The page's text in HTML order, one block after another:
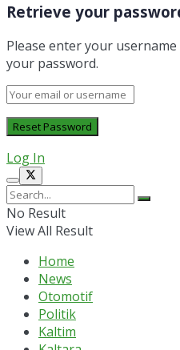
Retrieve your
Please enter your
your password.
Log In
No Result
View All Result
Home
News
Otomotif
Politik
Kaltim